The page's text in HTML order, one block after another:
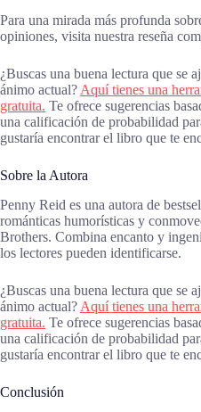
Para una mirada más profunda
opiniones, visita nuestra reseña
¿Buscas una buena lectura que se
ánimo actual? Aquí tienes una
gratuita. Te ofrece sugerencias
una calificación de probabilidad
gustaría encontrar el libro que te
Sobre la Autora
Penny Reid es una autora de
románticas humorísticas y
Brothers. Combina encanto y
los lectores pueden identificarse.
¿Buscas una buena lectura que se
ánimo actual? Aquí tienes una
gratuita. Te ofrece sugerencias
una calificación de probabilidad
gustaría encontrar el libro que te
Conclusión